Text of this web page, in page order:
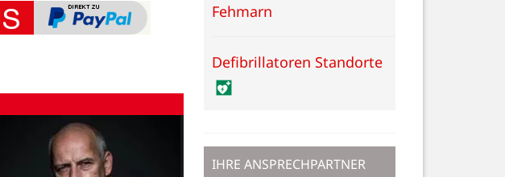
Fehmarn
Defibrillatoren Standorte
IHRE ANSPRECHPARTNER